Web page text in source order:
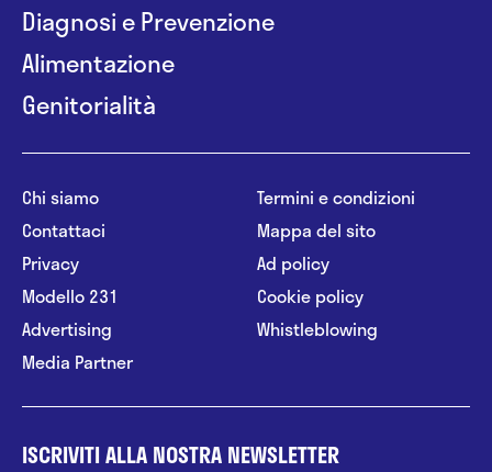
Diagnosi e Prevenzione
Alimentazione
Genitorialità
Chi siamo
Contattaci
Privacy
Modello 231
Advertising
Media Partner
Termini e condizioni
Mappa del sito
Ad policy
Cookie policy
Whistleblowing
ISCRIVITI ALLA NOSTRA NEWSLETTER